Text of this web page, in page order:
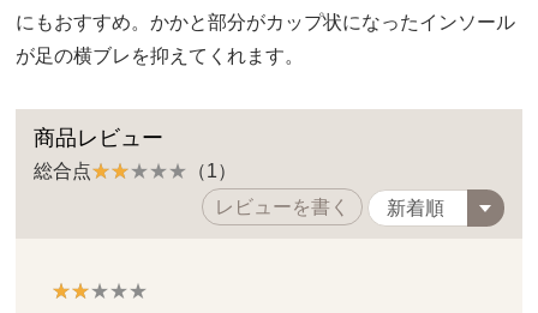
にもおすすめ。かかと部分がカップ状になったインソール
が足の横ブレを抑えてくれます。
商品レビュー
総合点
（1）
レビューを書く